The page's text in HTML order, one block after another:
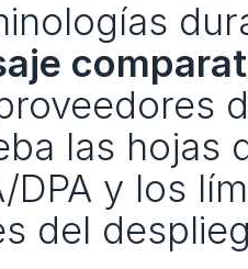
las hojas
DPA y los
del